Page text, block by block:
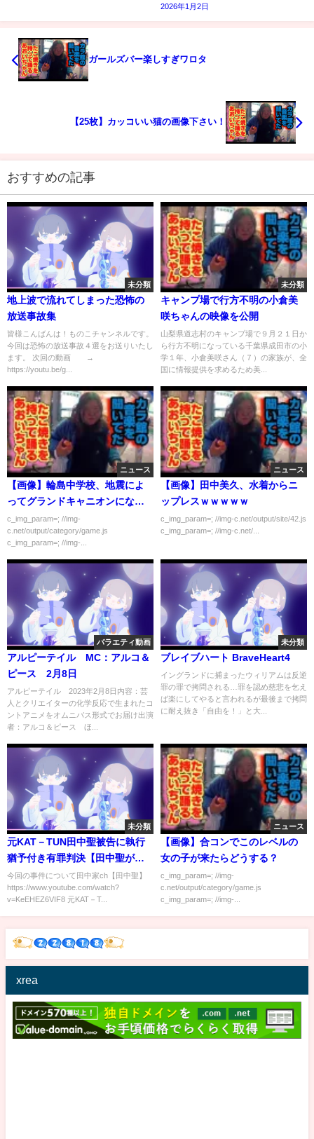
2026年1月2日
ガールズバー楽しすぎワロタ
【25枚】カッコいい猫の画像下さい！
おすすめの記事
未分類
地上波で流れてしまった恐怖の
放送事故集
皆様こんばんは！ものこチャンネルです。
今回は恐怖の放送事故４選をお送りいたし
ます。 次回の動画 →
https://youtu.be/g...
未分類
キャンプ場で行方不明の小倉美
咲ちゃんの映像を公開
山梨県道志村のキャンプ場で９月２１日か
ら行方不明になっている千葉県成田市の小
学１年、小倉美咲さん（７）の家族が、全
国に情報提供を求めるため美...
ニュース
【画像】輪島中学校、地震によ
ってグランドキャニオンになっ
てしまう…
c_img_param=; //img-
c.net/output/category/game.js
c_img_param=; //img-...
ニュース
【画像】田中美久、水着からニ
ップレスｗｗｗｗｗ
c_img_param=; //img-c.net/output/site/42.js
c_img_param=; //img-c.net/...
バラエティ動画
アルピーテイル MC：アルコ＆
ピース 2月8日
アルピーテイル 2023年2月8日内容：芸
人とクリエイターの化学反応で生まれたコ
ントアニメをオムニバス形式でお届け出演
者：アルコ＆ピース ほ...
未分類
ブレイブハート BraveHeart4
イングランドに捕まったウィリアムは反逆
罪の罪で拷問される…罪を認め慈悲を乞え
ば楽にしてやると言われるが最後まで拷問
に耐え抜き「自由を！」と大...
未分類
元KAT－TUN田中聖被告に執行
猶予付き有罪判決【田中聖が逮
捕】あの時に違和感があったん
だよね…元KAT TUNの田中聖が
薬物 大麻 Z李】
今回の事件について田中家ch【田中聖】
https://www.youtube.com/watch?
v=KeEHEZ6VIF8 元KAT－T...
ニュース
【画像】合コンでこのレベルの
女の子が来たらどうする？
c_img_param=; //img-
c.net/output/category/game.js
c_img_param=; //img-...
xrea